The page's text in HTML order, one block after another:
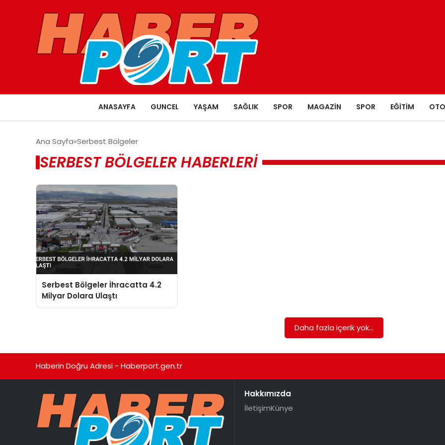
ANASAYFA GUNCEL YAŞAM SAĞLIK SPOR MAGAZIN SPOR EĞITIM
Ana Sayfa Serbest Bölgeler
SERBEST BÖLGELER HABERLERI
Serbest Bölgeler İhracatta 4.2
Milyar Dolara Ulaştı
Daha fazla içerik yok...
Haberin Doğru Adresi - Haberport.gen.tr
Hakkımızda
İletişimKünye